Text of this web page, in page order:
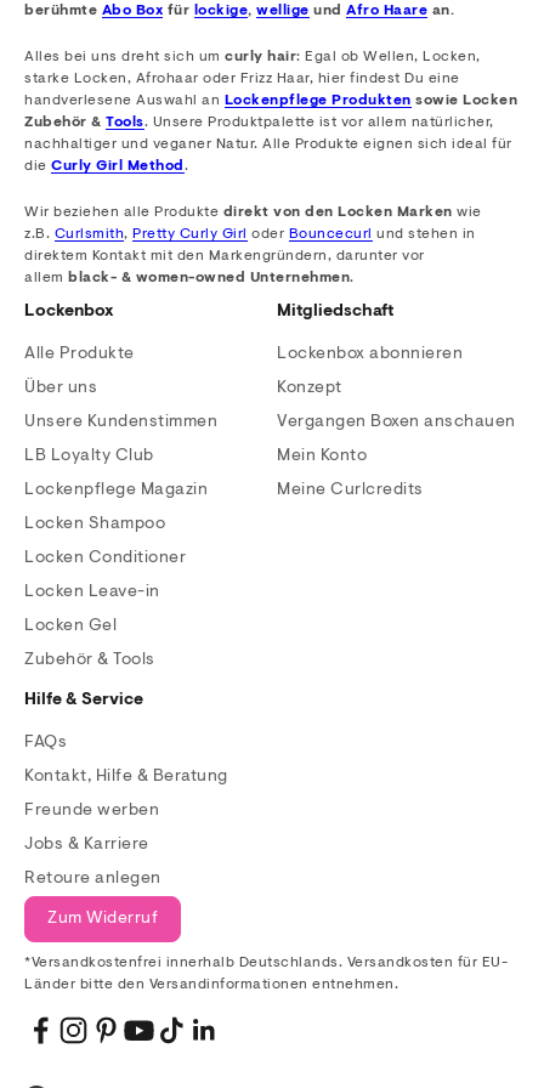
berühmte Abo Box für lockige, wellige und Afro Haare an.
Alles bei uns dreht sich um curly hair: Egal ob Wellen, Locken,
starke Locken, Afrohaar oder Frizz Haar, hier findest Du eine
handverlesene Auswahl an Lockenpflege Produkten sowie Locken
Zubehör & Tools. Unsere Produktpalette ist vor allem natürlicher,
nachhaltiger und veganer Natur. Alle Produkte eignen sich ideal für
die Curly Girl Method .
Wir beziehen alle Produkte direkt von den Locken Marken wie
z.B. Curlsmith, Pretty Curly Girl oder Bouncecurl und stehen in
direktem Kontakt mit den Markengründern, darunter vor
allem black- & women-owned Unternehmen.
Lockenbox
Alle Produkte
Über uns
Unsere Kundenstimmen
LB Loyalty Club
Lockenpflege Magazin
Locken Shampoo
Locken Conditioner
Locken Leave-in
Locken Gel
Zubehör & Tools
Mitgliedschaft
Lockenbox abonnieren
Konzept
Vergangen Boxen anschauen
Mein Konto
Meine Curlcredits
Hilfe & Service
FAQs
Kontakt, Hilfe & Beratung
Freunde werben
Jobs & Karriere
Retoure anlegen
Zum Widerruf
*Versandkostenfrei innerhalb Deutschlands. Versandkosten für EU-
Länder bitte den Versandinformationen entnehmen.